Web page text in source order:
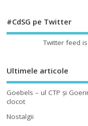
#CdSG pe Twitter
Twitter feed
Ultimele articole
Goebels – ul CTP şi
clocot
Nostalgii